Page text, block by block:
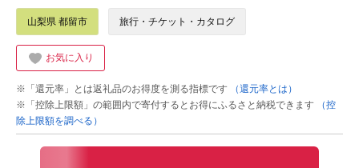
山梨県 都留市 旅行・チケット・カタログ
お気に入り
※「還元率」とは返礼品のお得度を測る指標です
（還元率とは）
※「控除上限額」の範囲内で寄付するとお得にふるさと納税できます
（控
除上限額を調べる）